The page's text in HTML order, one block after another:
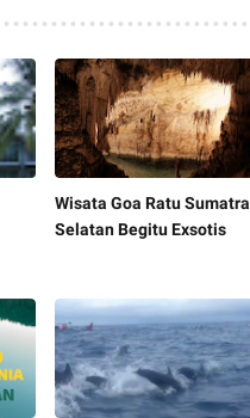
Wisata Goa Ratu Sumatra
Selatan Begitu Exsotis